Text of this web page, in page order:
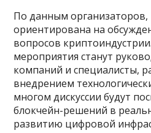
По данным
ориентирована на
вопросов
мероприятия станут
компаний и специалисты,
внедрением
многом дискуссии будут
блокчейн-решений в
развитию цифровой